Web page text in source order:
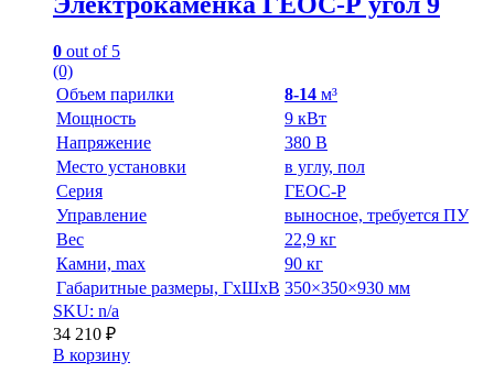
0 out of 5
(0)
Объем парилки
8-14 м³
Мощность
9 кВт
Напряжение
380 В
Место установки
в углу, пол
Серия
ГЕОС-Р
Управление
выносное, требуется ПУ
Вес
22,9 кг
Камни, max
90 кг
Габаритные размеры, ГхШхВ 350×350×930 мм
SKU: n/a
34 210 ₽
В корзину